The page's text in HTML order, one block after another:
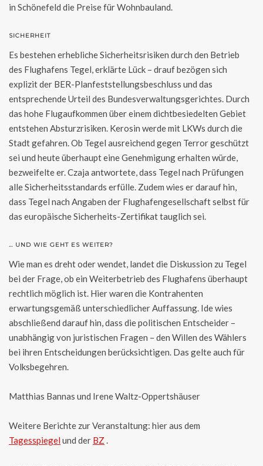
in Schönefeld die Preise für Wohnbauland.
SICHERHEIT
Es bestehen erhebliche Sicherheitsrisiken durch den Betrieb
des Flughafens Tegel, erklärte Lück – drauf bezögen sich
explizit der BER-Planfeststellungsbeschluss und das
entsprechende Urteil des Bundesverwaltungsgerichtes. Durch
das hohe Flugaufkommen über einem dichtbesiedelten Gebiet
entstehen Absturzrisiken. Kerosin werde mit LKWs durch die
Stadt gefahren. Ob Tegel ausreichend gegen Terror geschützt
sei und heute überhaupt eine Genehmigung erhalten würde,
bezweifelte er. Czaja antwortete, dass Tegel nach Prüfungen
alle Sicherheitsstandards erfülle. Zudem wies er darauf hin,
dass Tegel nach Angaben der Flughafengesellschaft selbst für
das europäische Sicherheits-Zertifikat tauglich sei.
… UND WIE GEHT ES WEITER?
Wie man es dreht oder wendet, landet die Diskussion zu Tegel
bei der Frage, ob ein Weiterbetrieb des Flughafens überhaupt
rechtlich möglich ist. Hier waren die Kontrahenten
erwartungsgemäß unterschiedlicher Auffassung. Ide wies
abschließend darauf hin, dass die politischen Entscheider –
unabhängig von juristischen Fragen – den Willen des Wählers
bei ihren Entscheidungen berücksichtigen. Das gelte auch für
Volksbegehren.
Matthias Bannas und Irene Waltz-Oppertshäuser
Weitere Berichte zur Veranstaltung: hier aus dem
Tagesspiegel und der BZ .